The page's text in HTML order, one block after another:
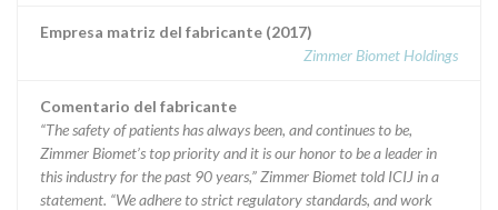
Empresa matriz del fabricante (2017)
Zimmer Biomet Holdings
Comentario del fabricante
“The safety of patients has always been, and continues to be,
Zimmer Biomet’s top priority and it is our honor to be a leader in
this industry for the past 90 years,” Zimmer Biomet told ICIJ in a
statement. “We adhere to strict regulatory standards, and work